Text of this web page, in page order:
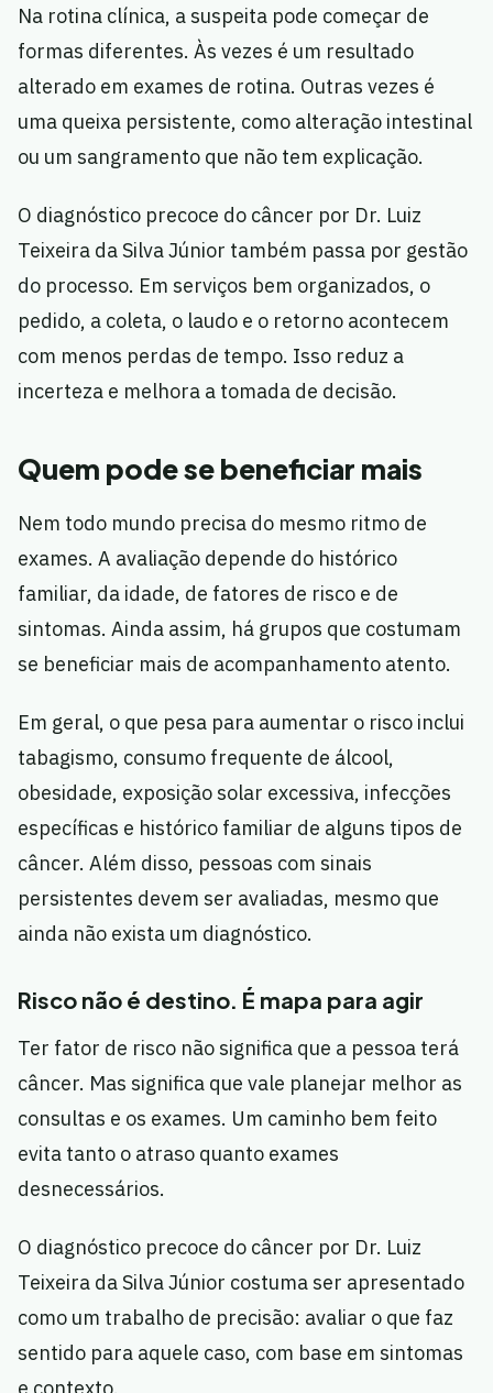
Na rotina clínica, a suspeita pode começar de
formas diferentes. Às vezes é um resultado
alterado em exames de rotina. Outras vezes é
uma queixa persistente, como alteração intestinal
ou um sangramento que não tem explicação.
O diagnóstico precoce do câncer por Dr. Luiz
Teixeira da Silva Júnior também passa por gestão
do processo. Em serviços bem organizados, o
pedido, a coleta, o laudo e o retorno acontecem
com menos perdas de tempo. Isso reduz a
incerteza e melhora a tomada de decisão.
Quem pode se beneficiar mais
Nem todo mundo precisa do mesmo ritmo de
exames. A avaliação depende do histórico
familiar, da idade, de fatores de risco e de
sintomas. Ainda assim, há grupos que costumam
se beneficiar mais de acompanhamento atento.
Em geral, o que pesa para aumentar o risco inclui
tabagismo, consumo frequente de álcool,
obesidade, exposição solar excessiva, infecções
específicas e histórico familiar de alguns tipos de
câncer. Além disso, pessoas com sinais
persistentes devem ser avaliadas, mesmo que
ainda não exista um diagnóstico.
Risco não é destino. É mapa para agir
Ter fator de risco não significa que a pessoa terá
câncer. Mas significa que vale planejar melhor as
consultas e os exames. Um caminho bem feito
evita tanto o atraso quanto exames
desnecessários.
O diagnóstico precoce do câncer por Dr. Luiz
Teixeira da Silva Júnior costuma ser apresentado
como um trabalho de precisão: avaliar o que faz
sentido para aquele caso, com base em sintomas